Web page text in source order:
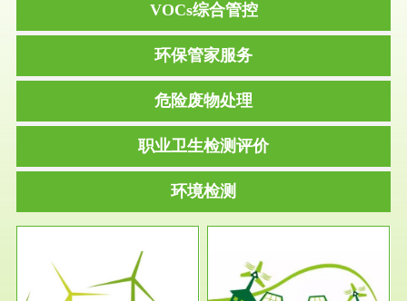
VOCs综合管控
环保管家服务
危险废物处理
职业卫生检测评价
环境检测
服务范围